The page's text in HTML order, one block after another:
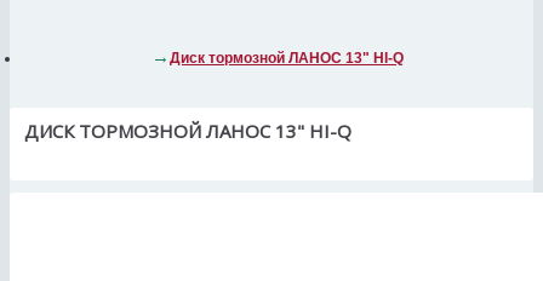
Диск тормозной ЛАНОС 13" HI-Q
ДИСК ТОРМОЗНОЙ ЛАНОС 13" HI-Q